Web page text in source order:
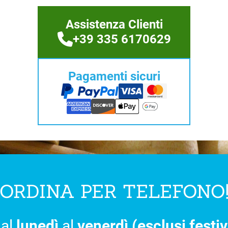
Assistenza Clienti
+39 335 6170629
Pagamenti sicuri
PER